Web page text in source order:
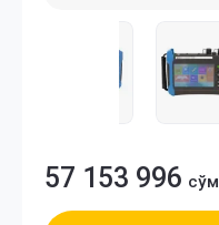
57 153 996 сўм